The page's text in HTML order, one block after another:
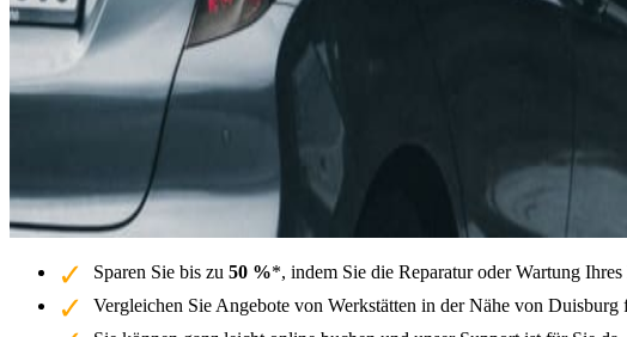
Sparen Sie bis zu 50 %*, indem Sie die Reparatur oder Wartung
Vergleichen Sie Angebote von Werkstätten in der Nähe von